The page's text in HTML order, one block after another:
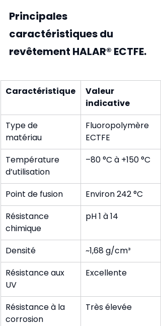
Principales
caractéristiques du
revêtement HALAR® ECTFE.
Caractéristique
Valeur
indicative
Type de
matériau
Fluoropolymère
ECTFE
Température
d’utilisation
–80 °C à +150 °C
Point de fusion
Environ 242 °C
Résistance
chimique
pH 1 à 14
Densité
~1,68 g/cm³
Résistance aux
UV
Excellente
Résistance à la
corrosion
Très élevée